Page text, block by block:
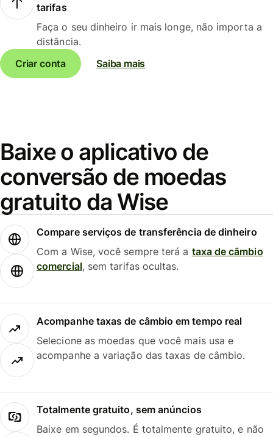
tarifas
Faça o seu dinheiro ir mais longe, não importa a
distância.
Criar conta
Saiba mais
Baixe o aplicativo de
conversão de moedas
gratuito da Wise
Compare serviços de transferência de dinheiro
Com a Wise, você sempre terá a taxa de câmbio
comercial, sem tarifas ocultas.
Acompanhe taxas de câmbio em tempo real
Selecione as moedas que você mais usa e
acompanhe a variação das taxas de câmbio.
Totalmente gratuito, sem anúncios
Baixe em segundos. É totalmente gratuito, e não